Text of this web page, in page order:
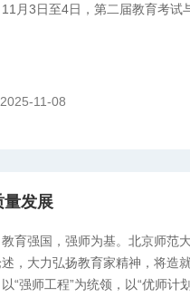
11月3日至4日，第二届教育考试
2025-11-08
量发展
教育强国，强师为基。北京师范
，大力弘扬教育家精神，将造
“强师工程”为统领，以“优师